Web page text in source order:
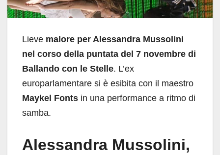
Lieve malore per Alessandra Mussolini
nel corso della puntata del 7 novembre di
Ballando con le Stelle. L’ex
europarlamentare si è esibita con il maestro
Maykel Fonts in una performance a ritmo di
samba.
Alessandra Mussolini,